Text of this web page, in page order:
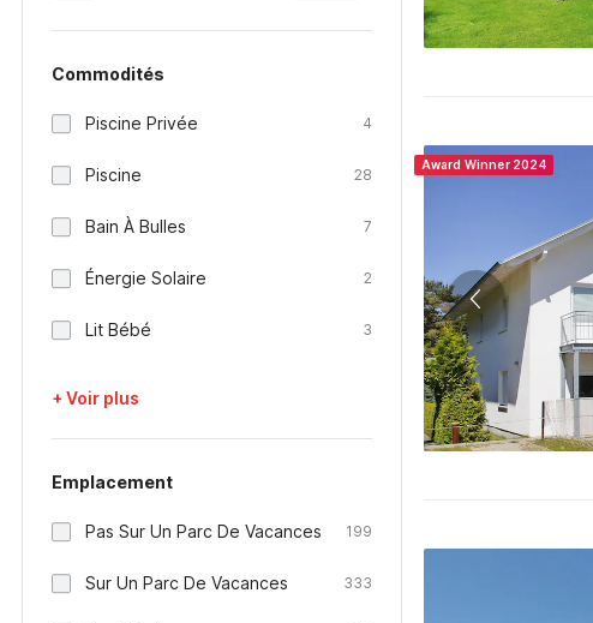
Commodités
Piscine Privée 4
Piscine 28
Bain À Bulles 7
Énergie Solaire 2
Lit Bébé 3
+ Voir plus
Emplacement
Pas Sur Un Parc De Vacances 199
Sur Un Parc De Vacances 333
Award Winner 2024